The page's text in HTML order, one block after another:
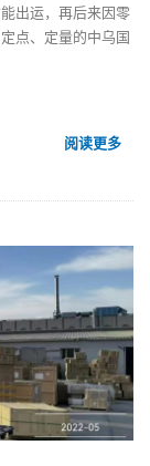
出运，再后来因零
点、定量的中乌国
阅读更多